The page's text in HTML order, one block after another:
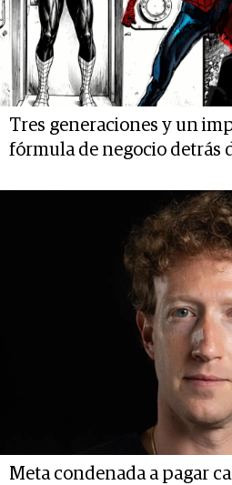
Tres generaciones y un
fórmula de negocio detrás
Meta condenada a pagar